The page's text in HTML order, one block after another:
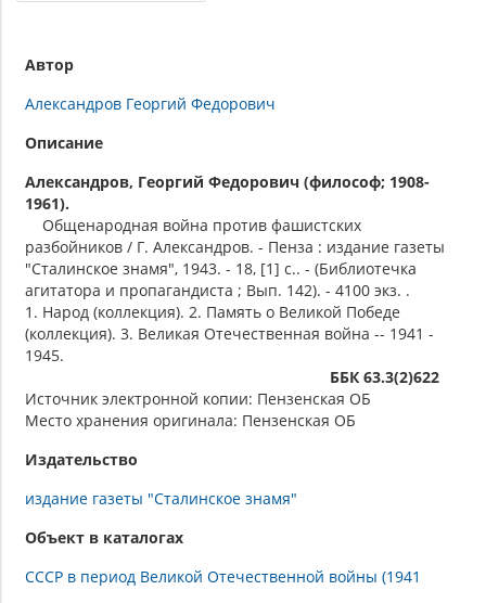
Автор
Александров Георгий Федорович
Описание
Александров, Георгий Федорович (философ; 1908-
1961).
Общенародная война против фашистских
разбойников / Г. Александров. - Пенза : издание газеты
"Сталинское знамя", 1943. - 18, [1] с.. - (Библиотечка
агитатора и пропагандиста ; Вып. 142). - 4100 экз. .
1. Народ (коллекция). 2. Память о Великой Победе
(коллекция). 3. Великая Отечественная война -- 1941 -
1945.
ББК 63.3(2)622
Источник электронной копии: Пензенская ОБ
Место хранения оригинала: Пензенская ОБ
Издательство
издание газеты "Сталинское знамя"
Объект в каталогах
СССР в период Великой Отечественной войны (1941